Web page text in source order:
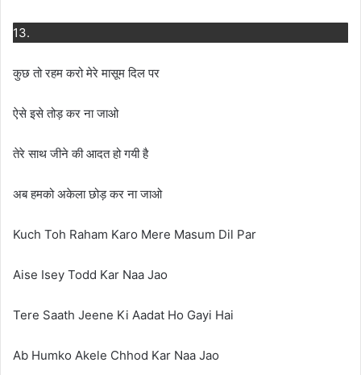
13.
कुछ तो रहम करो मेरे मासूम दिल पर
ऐसे इसे तोड़ कर ना जाओ
तेरे साथ जीने की आदत हो गयी है
अब हमको अकेला छोड़ कर ना जाओ
Kuch Toh Raham Karo Mere Masum Dil Par
Aise Isey Todd Kar Naa Jao
Tere Saath Jeene Ki Aadat Ho Gayi Hai
Ab Humko Akele Chhod Kar Naa Jao